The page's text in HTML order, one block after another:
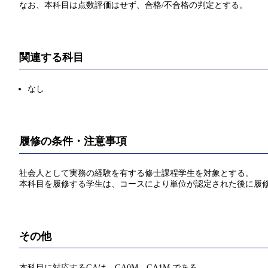
なお、本科目は点数評価はせず、合格/不合格の判定とする。
関連する科目
なし
履修の条件・注意事項
社会人として実務の経験を有する修士課程学生を対象とする。
本科目を履修する学生は、コースにより単位が認定された後に履
その他